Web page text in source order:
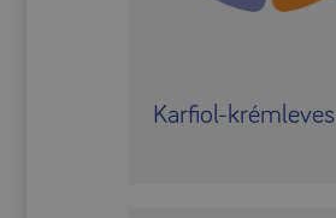
Karfiol-krémleves